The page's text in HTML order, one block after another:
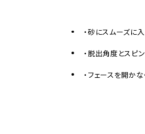
・砂にスムーズに
・脱出角度とスピ
・フェースを開か